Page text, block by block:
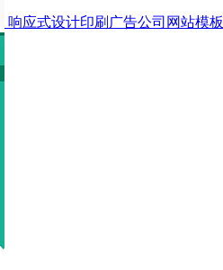
响应式设计印刷广告公司网站模板